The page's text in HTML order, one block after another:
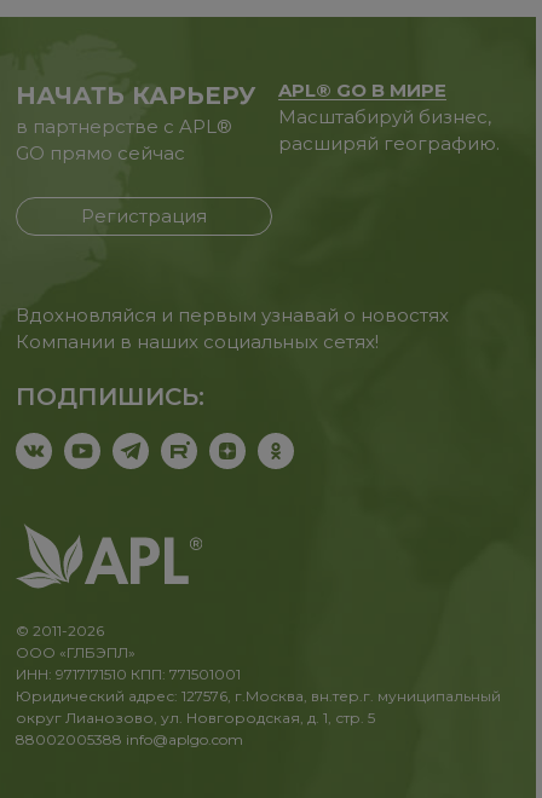
НАЧАТЬ КАРЬЕРУ
в партнерстве с APL®
GO прямо сейчас
Регистрация
APL® GO В МИРЕ
Масштабируй бизнес,
расширяй географию.
Вдохновляйся и первым узнавай о новостях
Компании в наших социальных сетях!
ПОДПИШИСЬ:
© 2011-2026
ООО «ГЛБЭПЛ»
ИНН: 9717171510 КПП: 771501001
Юридический адрес: 127576, г.Москва, вн.тер.г. муниципальный
округ Лианозово, ул. Новгородская, д. 1, стр. 5
88002005388 info@aplgo.com